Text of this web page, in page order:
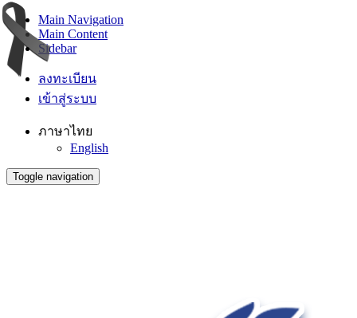
Main Navigation
Main Content
Sidebar
ลงทะเบียน
เข้าสู่ระบบ
ภาษาไทย
English
Toggle navigation